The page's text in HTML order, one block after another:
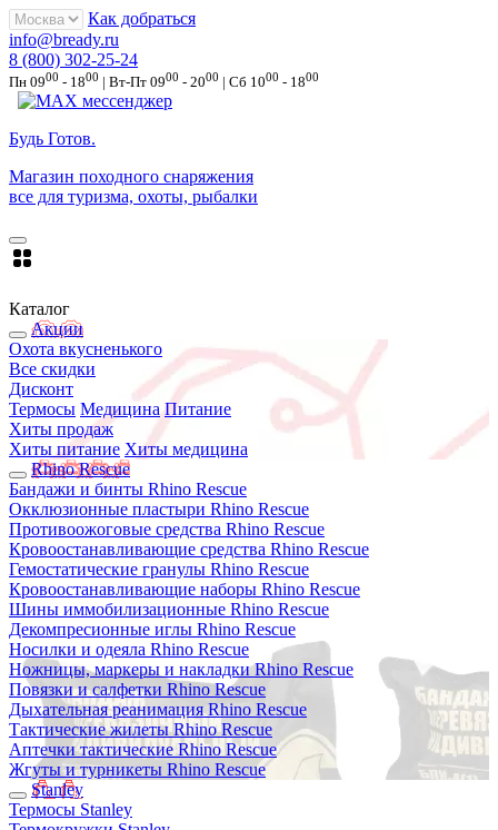
Как добраться
info@bready.ru
8 (800) 302-25-24
Пн 0900 - 1800 | Вт-Пт 0900 - 2000 | Сб 1000 - 1800
Будь Готов.
Магазин походного снаряжения
все для туризма, охоты, рыбалки
Каталог
Акции
Охота вкусненького
Все скидки
Дисконт
Термосы Медицина Питание
Хиты продаж
Хиты питание Хиты медицина
Rhino Rescue
Бандажи и бинты Rhino Rescue
Окклюзионные пластыри Rhino Rescue
Противоожоговые средства Rhino Rescue
Кровоостанавливающие средства Rhino Rescue
Гемостатические гранулы Rhino Rescue
Кровоостанавливающие наборы Rhino Rescue
Шины иммобилизационные Rhino Rescue
Декомпресионные иглы Rhino Rescue
Носилки и одеяла Rhino Rescue
Ножницы, маркеры и накладки Rhino Rescue
Повязки и салфетки Rhino Rescue
Дыхательная реанимация Rhino Rescue
Тактические жилеты Rhino Rescue
Аптечки тактические Rhino Rescue
Жгуты и турникеты Rhino Rescue
Stanley
Термосы Stanley